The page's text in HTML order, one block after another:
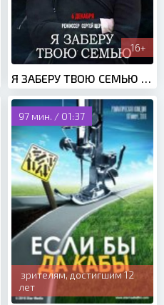
16+
97 мин. / 01:37
зрителям, достигшим 12
лет